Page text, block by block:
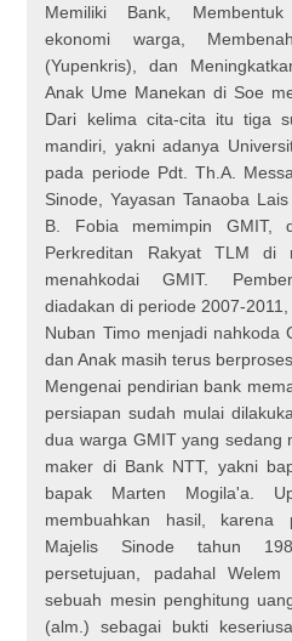
Memiliki Bank,
ekonomi warga,
(Yupenkris), dan
Anak Ume Manekan di Soe
Dari kelima cita-cita itu tiga
mandiri, yakni adanya
pada periode Pdt. Th.A.
Sinode, Yayasan Tanaoba
В. Fobia memimpin GMIT,
Perkreditan Rakyat TLM di
menahkodai GMIT.
diadakan di periode 2007-
Nuban Timo menjadi nahkoda
dan Anak masih terus
Mengenai pendirian bank
persiapan sudah mulai
dua warga GMIT yang sedang
maker di Bank NTT, yakni
bapak Marten Mogila'a.
membuahkan hasil, karena
Majelis Sinode tahun
persetujuan, padahal
sebuah mesin penghitung
(alm.) sebagai bukti